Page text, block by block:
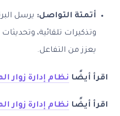
أتمتة التواصل: يرسل
وتذكيرات تلقائية،
يعزز من التفاعل.
اقرأ أيضًا نظام إدارة زوار
اقرأ أيضًا نظام إدارة زوار